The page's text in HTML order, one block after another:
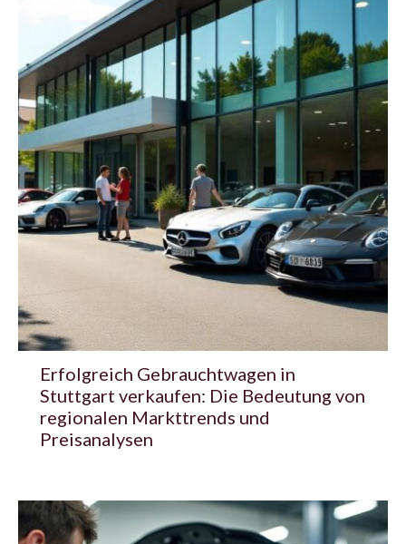
Erfolgreich Gebrauchtwagen in
Stuttgart verkaufen: Die Bedeutung von
regionalen Markttrends und
Preisanalysen